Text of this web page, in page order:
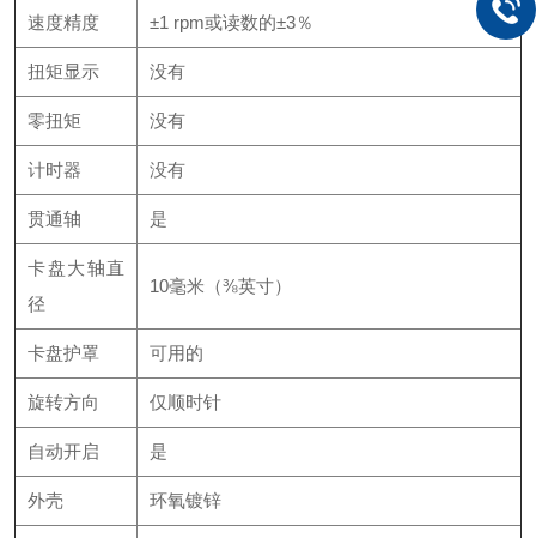
速度精度 ±1 rpm或读数的±3％
扭矩显示 没有
零扭矩 没有
计时器 没有
贯通轴 是
卡盘大轴直
径
10毫米（⅜英寸）
卡盘护罩 可用的
旋转方向 仅顺时针
自动开启 是
外壳 环氧镀锌